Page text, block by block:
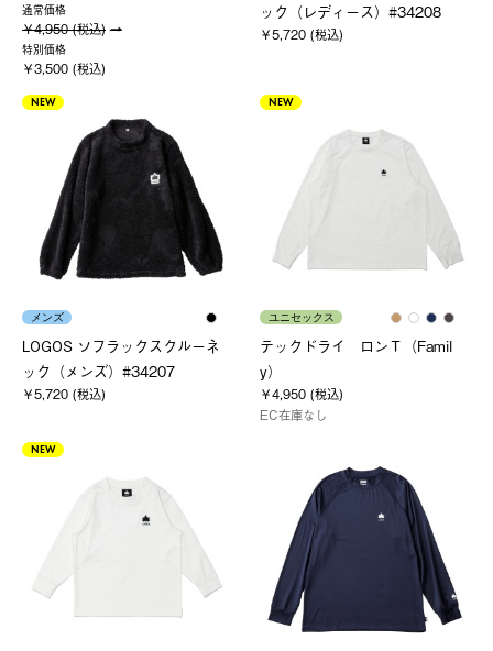
通常価格
￥4,950 (税込)
特別価格
￥3,500 (税込)
ック（レディース）#34208
￥5,720 (税込)
NEW
メンズ
LOGOS ソフラックスクルーネ
ック（メンズ）#34207
￥5,720 (税込)
NEW
ユニセックス
テックドライ ロンＴ（Famil
y）
￥4,950 (税込)
EC在庫なし
NEW